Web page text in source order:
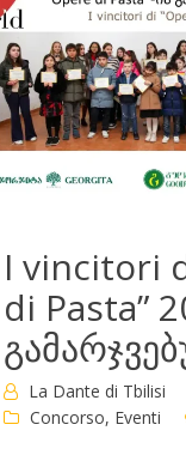
I vincitori
di Pasta”
La Dante di Tbilisi
Concorso, Eventi